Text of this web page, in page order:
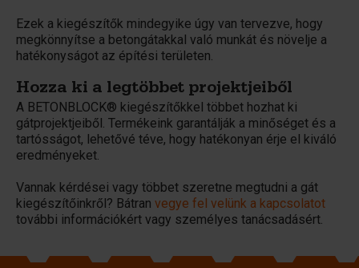
Ezek a kiegészítők mindegyike úgy van tervezve, hogy
megkönnyítse a betongátakkal való munkát és növelje a
hatékonyságot az építési területen.
Hozza ki a legtöbbet projektjeiből
A BETONBLOCK® kiegészítőkkel többet hozhat ki
gátprojektjeiből. Termékeink garantálják a minőséget és a
tartósságot, lehetővé téve, hogy hatékonyan érje el kiváló
eredményeket.
Vannak kérdései vagy többet szeretne megtudni a gát
kiegészítőinkről? Bátran vegye fel velünk a kapcsolatot
további információkért vagy személyes tanácsadásért.